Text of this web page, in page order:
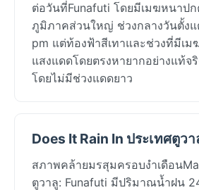
ต่อวันที่Funafuti โดยมีเมฆหนาป
ภูมิภาคส่วนใหญ่ ช่วงกลางวันตั้งแ
pm แต่ท้องฟ้าสีเทาและช่วงที่มีเม
แสงแดดโดยตรงหายากอย่างแท้จ
โดยไม่มีช่วงแดดยาว
Does It Rain In ประเทศตูว
สภาพคล้ายมรสุมครอบงำเดือน
ตูวาลู: Funafuti มีปริมาณน้ำฝน